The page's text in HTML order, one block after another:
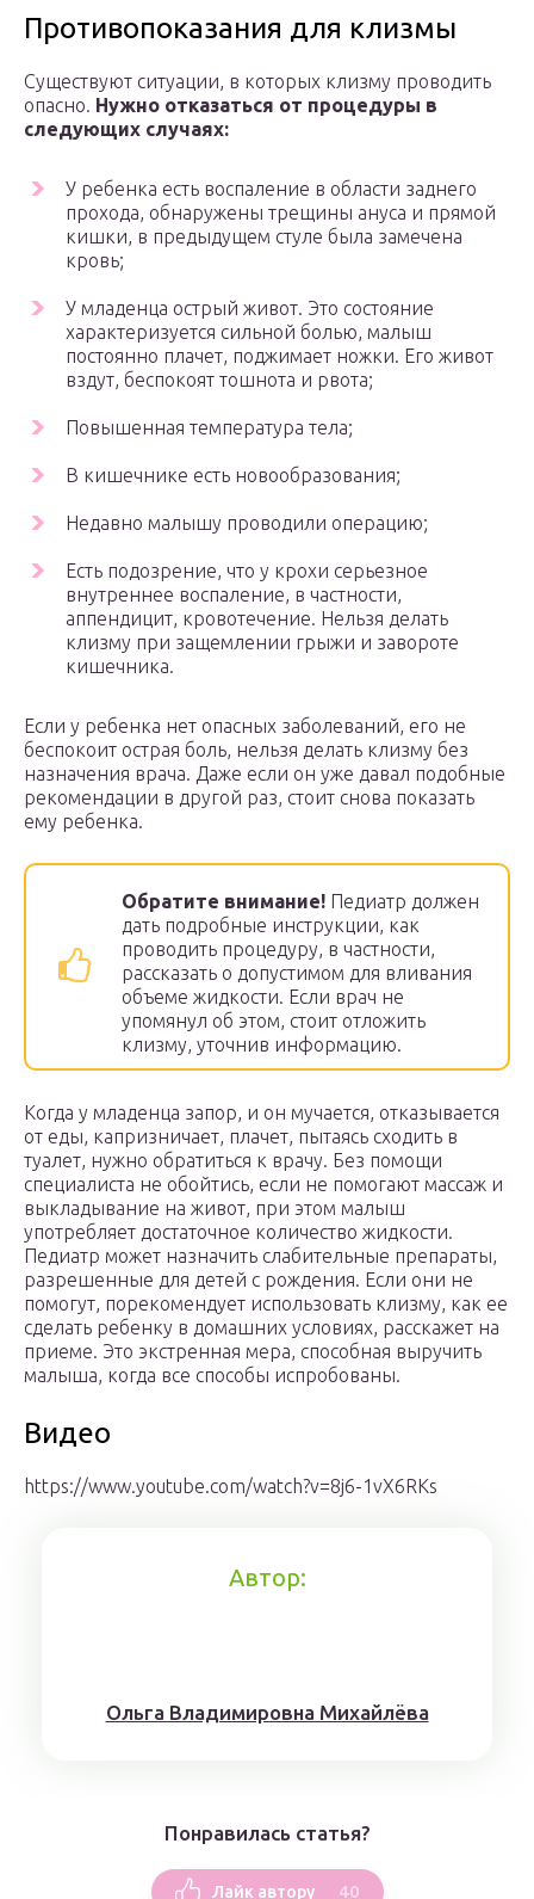
Противопоказания для клизмы
Существуют ситуации, в которых клизму проводить
опасно. Нужно отказаться от процедуры в
следующих случаях:
У ребенка есть воспаление в области заднего
прохода, обнаружены трещины ануса и прямой
кишки, в предыдущем стуле была замечена
кровь;
У младенца острый живот. Это состояние
характеризуется сильной болью, малыш
постоянно плачет, поджимает ножки. Его живот
вздут, беспокоят тошнота и рвота;
Повышенная температура тела;
В кишечнике есть новообразования;
Недавно малышу проводили операцию;
Есть подозрение, что у крохи серьезное
внутреннее воспаление, в частности,
аппендицит, кровотечение. Нельзя делать
клизму при защемлении грыжи и завороте
кишечника.
Если у ребенка нет опасных заболеваний, его не
беспокоит острая боль, нельзя делать клизму без
назначения врача. Даже если он уже давал подобные
рекомендации в другой раз, стоит снова показать
ему ребенка.
Обратите внимание! Педиатр должен
дать подробные инструкции, как
проводить процедуру, в частности,
рассказать о допустимом для вливания
объеме жидкости. Если врач не
упомянул об этом, стоит отложить
клизму, уточнив информацию.
Когда у младенца запор, и он мучается, отказывается
от еды, капризничает, плачет, пытаясь сходить в
туалет, нужно обратиться к врачу. Без помощи
специалиста не обойтись, если не помогают массаж и
выкладывание на живот, при этом малыш
употребляет достаточное количество жидкости.
Педиатр может назначить слабительные препараты,
разрешенные для детей с рождения. Если они не
помогут, порекомендует использовать клизму, как ее
сделать ребенку в домашних условиях, расскажет на
приеме. Это экстренная мера, способная выручить
малыша, когда все способы испробованы.
Видео
https://www.youtube.com/watch?v=8j6-1vX6RKs
Автор:
Ольга Владимировна Михайлёва
Понравилась статья?
Лайк автору 40